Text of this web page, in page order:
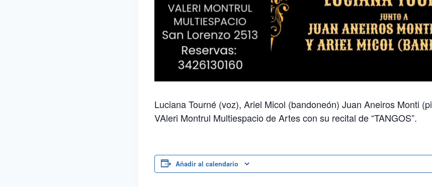
Luciana Tourné (voz), Ariel Micol (bandoneón) Juan Aneiros Monti
VAleri Montrul Multiespacio de Artes con su recital de “TANGOS”.
Añadir al calendario